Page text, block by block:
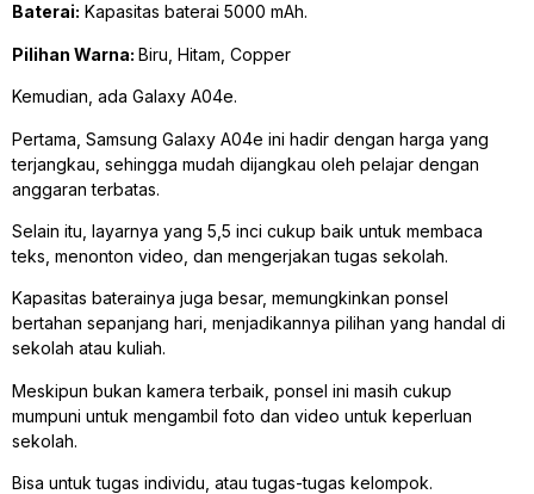
Baterai: Kapasitas baterai 5000 mAh.
Pilihan Warna: Biru, Hitam, Copper
Kemudian, ada Galaxy A04e.
Pertama, Samsung Galaxy A04e ini hadir dengan harga yang
terjangkau, sehingga mudah dijangkau oleh pelajar dengan
anggaran terbatas.
Selain itu, layarnya yang 5,5 inci cukup baik untuk membaca
teks, menonton video, dan mengerjakan tugas sekolah.
Kapasitas baterainya juga besar, memungkinkan ponsel
bertahan sepanjang hari, menjadikannya pilihan yang handal di
sekolah atau kuliah.
Meskipun bukan kamera terbaik, ponsel ini masih cukup
mumpuni untuk mengambil foto dan video untuk keperluan
sekolah.
Bisa untuk tugas individu, atau tugas-tugas kelompok.